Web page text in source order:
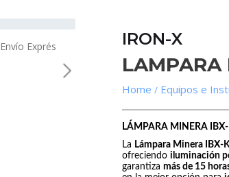
IRON-X
LAMPARA
Equipos e
LÁMPARA MINERA
La Lámpara Minera IBX-
ofreciendoiluminación
garantizamás de 15